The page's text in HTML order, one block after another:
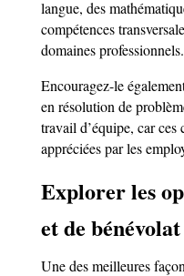
langue, des
compétences
domaines professionnels.
Encouragez-le
en résolution de
travail d’équipe, car ces
appréciées par les
Explorer les
et de bénévolat
Une des meilleures